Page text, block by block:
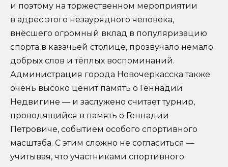
и поэтому на торжественном мероприятии
в адрес этого незаурядного человека,
внёсшего огромный вклад в популяризацию
спорта в казачьей столице, прозвучало немало
добрых слов и тёплых воспоминаний.
Администрация города Новочеркасска также
очень высоко ценит память о Геннадии
Недвигине — и заслужено считает турнир,
проводящийся в память о Геннадии
Петровиче, событием особого спортивного
масштаба. С этим сложно не согласиться —
учитывая, что участниками спортивного